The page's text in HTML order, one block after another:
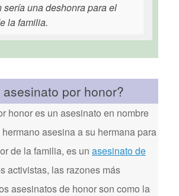
sería una deshonra para el
la familia.
por honor?
honor es un asesinato en nombre
asesina a su hermana para
de la familia, es un asesinato de
activistas, las razones más
asesinatos de honor son como la